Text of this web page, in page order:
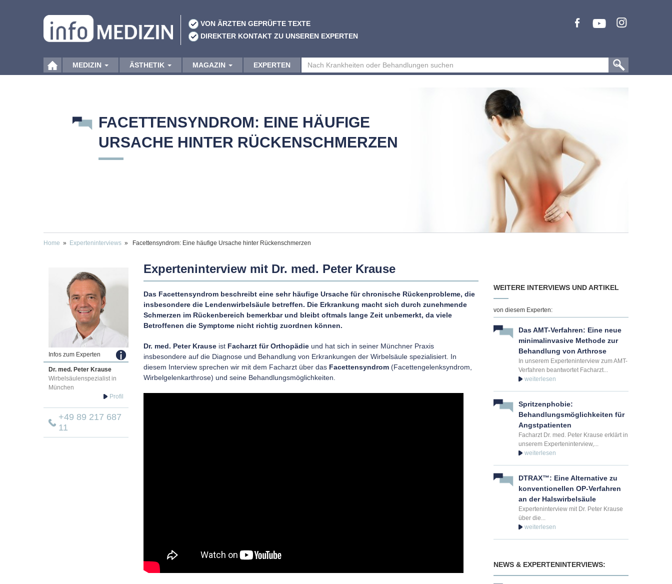
VON ÄRZTEN GEPRÜFTE TEXTE
DIREKTER KONTAKT ZU UNSEREN EXPERTEN
MEDIZIN ÄSTHETIK MAGAZIN EXPERTEN
FACETTENSYNDROM: EINE HÄUFIGE
URSACHE HINTER RÜCKENSCHMERZEN
Home » Experteninterviews » Facettensyndrom: Eine häufige Ursache hinter Rückenschmerzen
Infos zum Experten
Dr. med. Peter Krause
Wirbelsäulenspezialist in
München
+49 89 217 687
11
Experteninterview mit Dr. med. Peter Krause
Das Facettensyndrom beschreibt eine sehr häufige Ursache für chronische Rückenprobleme, die
insbesondere die Lendenwirbelsäule betreffen. Die Erkrankung macht sich durch zunehmende
Schmerzen im Rückenbereich bemerkbar und bleibt oftmals lange Zeit unbemerkt, da viele
Betroffenen die Symptome nicht richtig zuordnen können.
Dr. med. Peter Krause ist Facharzt für Orthopädie und hat sich in seiner Münchner Praxis
insbesondere auf die Diagnose und Behandlung von Erkrankungen der Wirbelsäule spezialisiert. In
diesem Interview sprechen wir mit dem Facharzt über das Facettensyndrom (Facettengelenksyndrom,
Wirbelgelenkarthrose) und seine Behandlungsmöglichkeiten.
WEITERE INTERVIEWS UND ARTIKEL
von diesem Experten:
Das AMT-Verfahren: Eine neue
minimalinvasive Methode zur
Behandlung von Arthrose
In unserem Experteninterview zum AMT-
Verfahren beantwortet Facharzt...
Spritzenphobie:
Behandlungsmöglichkeiten für
Angstpatienten
Facharzt Dr. med. Peter Krause erklärt in
unserem Experteninterview,...
DTRAX™: Eine Alternative zu
konventionellen OP-Verfahren
an der Halswirbelsäule
Experteninterview mit Dr. Peter Krause
über die...
NEWS & EXPERTENINTERVIEWS: